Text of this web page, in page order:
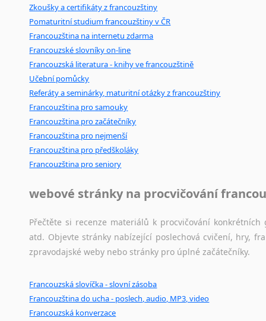
poradny a pravidla pravopisu nebo
Zkoušky a certifikáty z francouzštiny
Pomaturitní studium francouzštiny v ČR
Francouzština na internetu zdarma
Francouzské slovníky on-line
Francouzská literatura - knihy ve francouzštině
Učební pomůcky
Referáty a seminárky, maturitní otázky z francouzštiny
Francouzština pro samouky
Francouzština pro začátečníky
Francouzština pro nejmenší
Francouzština pro předškoláky
Francouzština pro seniory
webové stránky na procvičování
Přečtěte si recenze materiálů k procvičování
atd. Objevte stránky nabízející poslechová cvičení, hry,
zpravodajské weby nebo stránky pro úplné začátečníky.
Francouzská slovíčka - slovní zásoba
Francouzština do ucha - poslech, audio, MP3, video
Francouzská konverzace